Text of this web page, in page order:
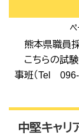
ペ
熊本県職員採
こちらの試験
事班（Tel 096-
中堅キャリ